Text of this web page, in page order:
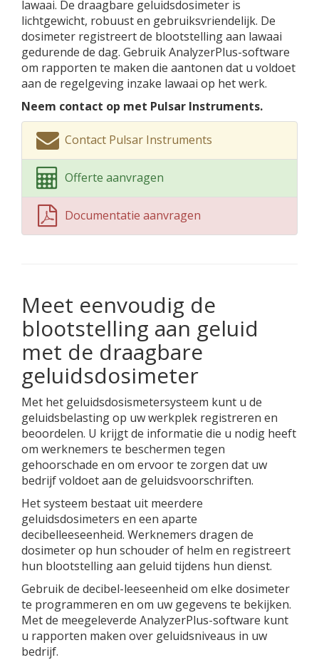
lawaai. De draagbare geluidsdosimeter is
lichtgewicht, robuust en gebruiksvriendelijk. De
dosimeter registreert de blootstelling aan lawaai
gedurende de dag. Gebruik AnalyzerPlus-software
om rapporten te maken die aantonen dat u voldoet
aan de regelgeving inzake lawaai op het werk.
Neem contact op met Pulsar Instruments.
Contact Pulsar Instruments
Offerte aanvragen
Documentatie aanvragen
Meet eenvoudig de
blootstelling aan geluid
met de draagbare
geluidsdosimeter
Met het geluidsdosismetersysteem kunt u de
geluidsbelasting op uw werkplek registreren en
beoordelen. U krijgt de informatie die u nodig heeft
om werknemers te beschermen tegen
gehoorschade en om ervoor te zorgen dat uw
bedrijf voldoet aan de geluidsvoorschriften.
Het systeem bestaat uit meerdere
geluidsdosimeters en een aparte
decibelleeseenheid. Werknemers dragen de
dosimeter op hun schouder of helm en registreert
hun blootstelling aan geluid tijdens hun dienst.
Gebruik de decibel-leeseenheid om elke dosimeter
te programmeren en om uw gegevens te bekijken.
Met de meegeleverde AnalyzerPlus-software kunt
u rapporten maken over geluidsniveaus in uw
bedrijf.